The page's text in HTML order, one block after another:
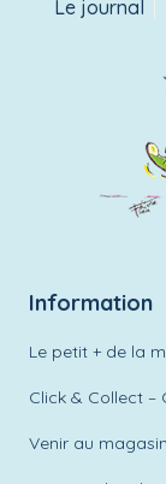
Le journal
Information
Le petit + de la
Click & Collect
Venir au